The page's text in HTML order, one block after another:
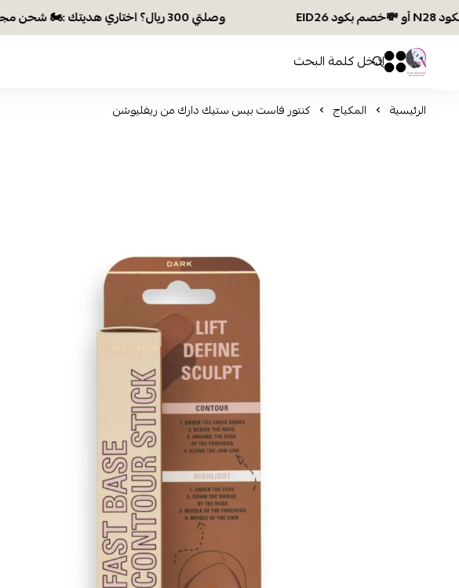
وصلتي 300 ريال؟ اختاري هديتك :🏍 شحن مجاني بكود N28 أو 💸خصم بكود EID26
افكار ومخازن العناية
0 0
الرئيسية المكياج كنتور فاست بيس ستيك دارك من ريفليوشن